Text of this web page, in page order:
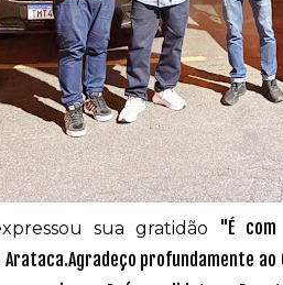
sua gratidão
"É
profundamente